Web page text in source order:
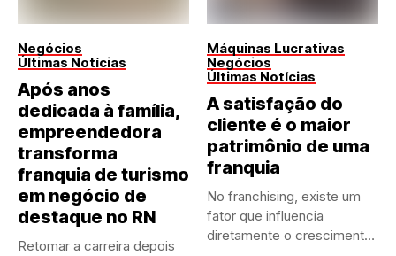
Negócios
Últimas Notícias
Após anos
dedicada à família,
empreendedora
transforma
franquia de turismo
em negócio de
destaque no RN
Retomar a carreira depois
Máquinas Lucrativas
Negócios
Últimas Notícias
A satisfação do
cliente é o maior
patrimônio de uma
franquia
No franchising, existe um
fator que influencia
diretamente o crescimento